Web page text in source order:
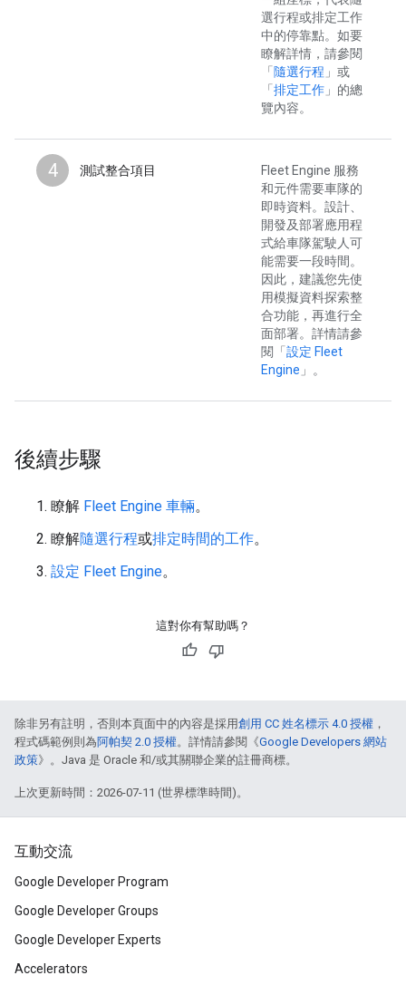
選行程或排定工作
中的停靠點。如要
瞭解詳情，請參閱
「 隨選行程 」或
「 排定工作 」的總
覽內容。
4 測試整合項目
Fleet Engine 服務
和元件需要車隊的
即時資料。設計、
開發及部署應用程
式給車隊駕駛人可
能需要一段時間。
因此，建議您先使
用模擬資料探索整
合功能，再進行全
面部署。詳情請參
閱「 設定 Fleet
Engine 」。
後續步驟
瞭解 Fleet Engine 車輛。
瞭解隨選行程或排定時間的工作。
設定 Fleet Engine。
這對你有幫助嗎？
除非另有註明，否則本頁面中的內容是採用創用 CC 姓名標示 4.0 授權 ，
程式碼範例則為阿帕契 2.0 授權。詳情請參閱《Google Developers 網站
政策》。Java 是 Oracle 和/或其關聯企業的註冊商標。
上次更新時間：2026-07-11 (世界標準時間)。
互動交流
Google Developer Program
Google Developer Groups
Google Developer Experts
Accelerators